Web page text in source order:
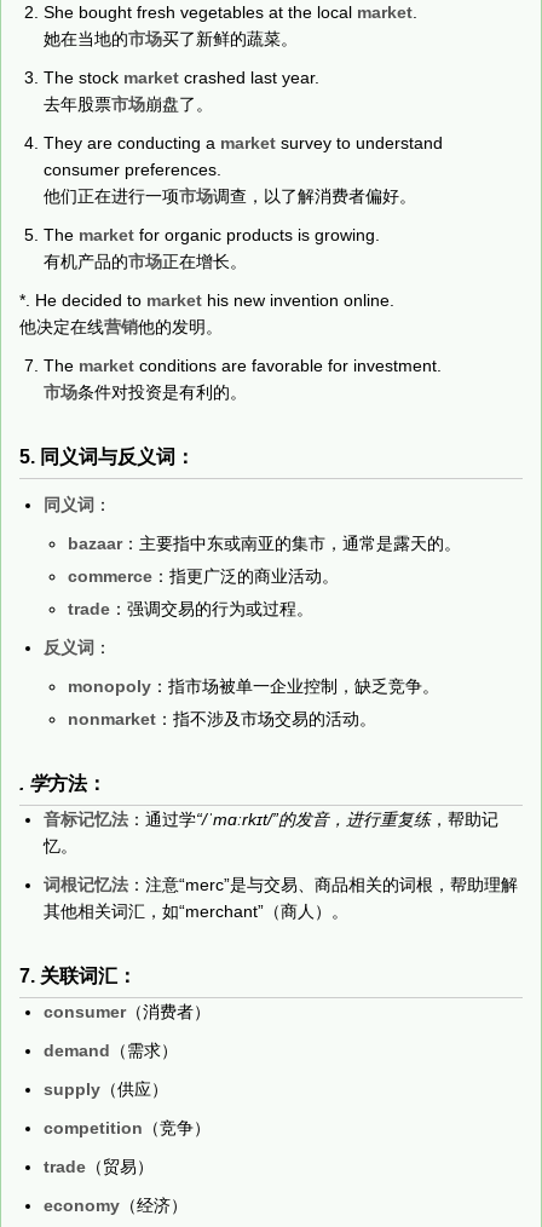
She bought fresh vegetables at the local market
她在当地的市场买了新鲜的蔬菜。
The stock market crashed last year.
去年股票市场崩盘了。
They are conducting a market survey to understand
consumer preferences.
他们正在进行一项市场调查，以了解消费者偏好。
The market for organic products is growing.
有机产品的市场正在增长。
*. He decided to market his new invention online.
他决定在线营销他的发明。
The market conditions are favorable for investment.
市场条件对投资是有利的。
5. 同义词与反义词：
同义词 ：
bazaar：主要指中东或南亚的集市，通常是露天的。
commerce ：指更广泛的商业活动。
trade ：强调交易的行为或过程。
反义词 ：
monopoly ：指市场被单一企业控制，缺乏竞争。
nonmarket ：指不涉及市场交易的活动。
. 学方法：
音标记忆法 ：通过学“/ˈmɑːrkɪt/”的发音，进行重复练，帮助记
忆。
词根记忆法 ：注意“merc”是与交易、商品相关的词根，帮助理解
其他相关词汇，如“merchant”（商人）。
7. 关联词汇：
consumer（消费者）
demand （需求）
supply （供应）
competition （竞争）
trade （贸易）
economy （经济）